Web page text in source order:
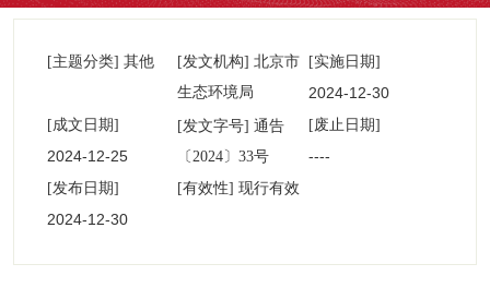
[主题分类] 其他
[发文机构] 北京市
生态环境局
[实施日期]
2024-12-30
00:00:00
[成文日期]
2024-12-25
00:00:00
[发文字号]通告
〔2024〕33号
[废止日期]
----
[发布日期]
2024-12-30
[有效性] 现行有效